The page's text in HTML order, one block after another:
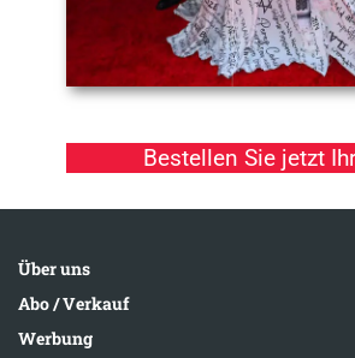
Bestellen Sie jetzt
Über uns
Abo / Verkauf
Werbung